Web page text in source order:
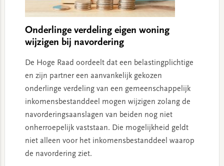
Onderlinge verdeling eigen woning
wijzigen bij navordering
De Hoge Raad oordeelt dat een belastingplichtige
en zijn partner een aanvankelijk gekozen
onderlinge verdeling van een gemeenschappelijk
inkomensbestanddeel mogen wijzigen zolang de
navorderingsaanslagen van beiden nog niet
onherroepelijk vaststaan. Die mogelijkheid geldt
niet alleen voor het inkomensbestanddeel waarop
de navordering ziet.